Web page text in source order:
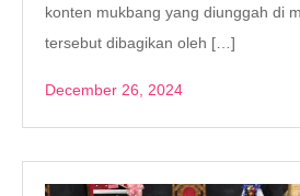
konten mukbang yang diunggah di
tersebut dibagikan oleh […]
December 26, 2024